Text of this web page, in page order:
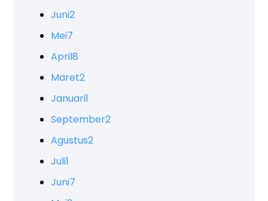
Juni2
Mei7
April8
Maret2
Januari1
September2
Agustus2
Juli1
Juni7